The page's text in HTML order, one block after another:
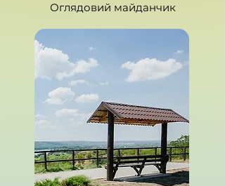
Оглядовий майданчик